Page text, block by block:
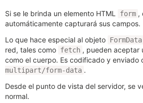
Si se le brinda un elemento HTML form ,
automáticamente capturará sus campos.
Lo que hace especial al objeto FormData
red, tales como fetch , pueden aceptar
como el cuerpo. Es codificado y enviado
multipart/form-data .
Desde el punto de vista del servidor, se
normal.